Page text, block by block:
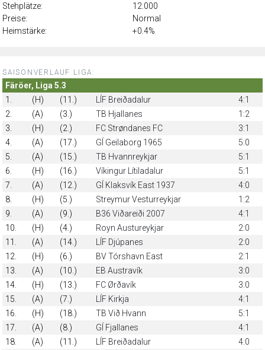
Stehplätze:
12.000
Preise:
Normal
Heimstärke:
+0.4%
SAISONVERLAUF LIGA:
Färöer, Liga 5.3
1.
(H) (11.) LÍF Breiðadalur
4:1
2.
(A) (3.) TB Hjallanes
1:2
3.
(H) (2.) FC Strøndanes FC
3:1
4.
(A) (17.) GÍ Geilaborg 1965
5:0
5.
(A) (15.) TB Hvannreykjar
5:1
6.
(H) (16.) Víkingur Lítiladalur
5:1
7.
(A) (12.) GÍ Klaksvík East 1937
4:0
8.
(H) (5.) Streymur Vesturreykjar
1:2
9.
(A) (9.) B36 Viðareiði 2007
4:1
10.
(H) (4.) Royn Austureykjar
2:0
11.
(A) (14.) LÍF Djúpanes
2:0
12.
(H) (6.) BV Tórshavn East
2:1
13.
(A) (10.) EB Austravík
3:0
14.
(H) (13.) FC Ørðavík
3:0
15.
(A) (7.) LÍF Kirkja
4:1
16.
(H) (18.) TB Við Hvann
5:1
17.
(A) (8.) GÍ Fjallanes
4:1
18.
(A) (11.) LÍF Breiðadalur
4:0